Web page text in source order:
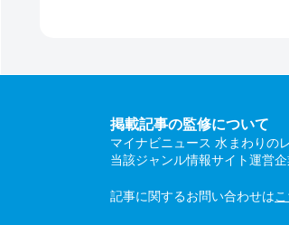
掲載記事の監修について
マイナビニュース 水まわりの
当該ジャンル情報サイト運営
記事に関するお問い合わせは